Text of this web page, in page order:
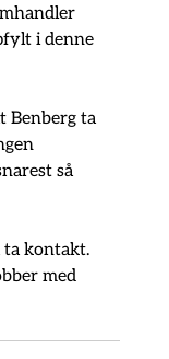
i denne
Benberg ta
så
ta kontakt.
med